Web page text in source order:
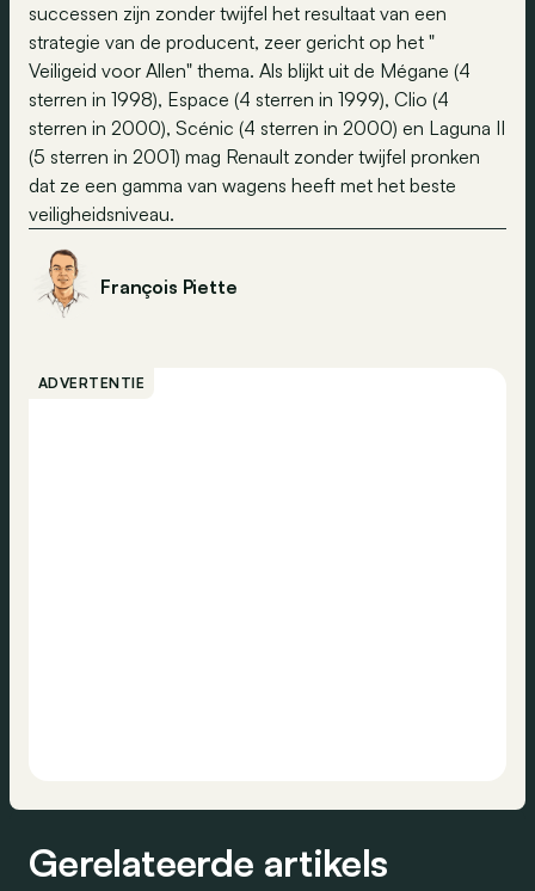
successen zijn zonder twijfel het resultaat van een
strategie van de producent, zeer gericht op het "
Veiligeid voor Allen" thema. Als blijkt uit de Mégane (4
sterren in 1998), Espace (4 sterren in 1999), Clio (4
sterren in 2000), Scénic (4 sterren in 2000) en Laguna II
(5 sterren in 2001) mag Renault zonder twijfel pronken
dat ze een gamma van wagens heeft met het beste
veiligheidsniveau.
François Piette
ADVERTENTIE
Gerelateerde artikels